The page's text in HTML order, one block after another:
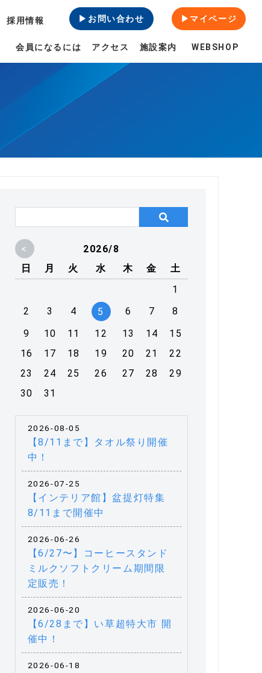
会員になるには アクセス 施設案内 WEBSHOP
採用情報 ▶お問い合わせ ▶マイページ
<
2026/8
日
月 火 水 木 金
土
1
2
3 4 5 6 7
8
9
10 11 12 13 14
15
16
17 18 19 20 21
22
23
24 25 26 27 28
29
30
31
2026-08-05
【8/11まで】タオル祭り開催
中！
2026-07-25
【インテリア館】盆提灯特集
8/11まで開催中
2026-06-26
【6/27〜】コーヒースタンド
ミルクソフトクリーム期間限
定販売！
2026-06-20
【6/28まで】い草超特大市 開
催中！
2026-06-18